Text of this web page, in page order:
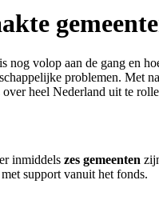
nog volop aan de gang en
problemen. Met
heel Nederland uit te
inmiddels zes gemeenten
support vanuit het fonds.